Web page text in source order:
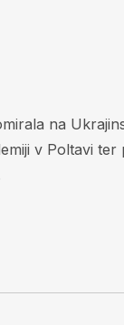
na
v Poltavi ter